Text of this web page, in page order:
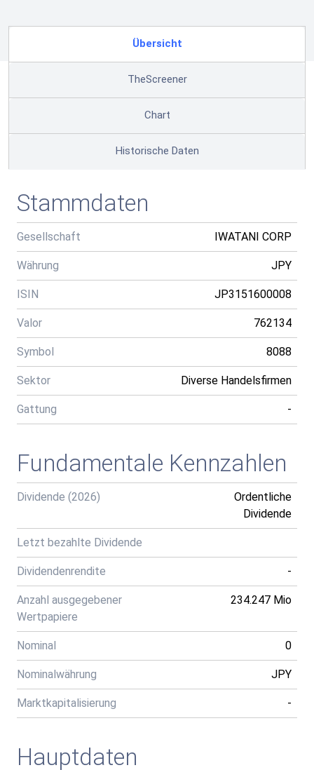
Übersicht
TheScreener
Chart
Historische Daten
Stammdaten
Gesellschaft IWATANI CORP
Währung JPY
ISIN JP3151600008
Valor 762134
Symbol 8088
Sektor Diverse Handelsfirmen
Gattung -
Fundamentale Kennzahlen
Dividende (2026)
Ordentliche
Dividende
Letzt bezahlte Dividende
Dividendenrendite -
Anzahl ausgegebener
Wertpapiere
234.247 Mio
Nominal 0
Nominalwährung JPY
Marktkapitalisierung -
Hauptdaten